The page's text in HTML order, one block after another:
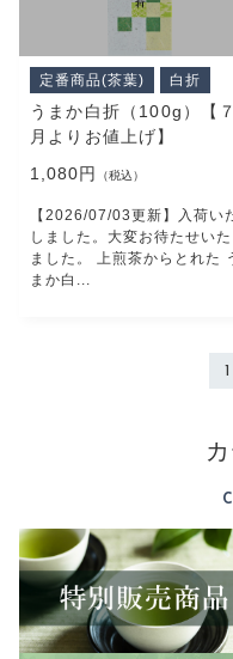
定番商品(茶葉) 白折
うまか白折（100g）【７
月よりお値上げ】
1,080円
（税込）
【2026/07/03更新】入荷い
しました。大変お待たせいた
ました。 上煎茶からとれた
まか白...
1